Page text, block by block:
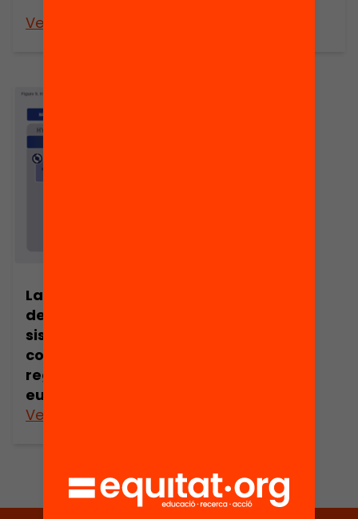
Veure’n més
La construcción
del futuro
sistema
constitucional
regional
europeo
Veure’n més